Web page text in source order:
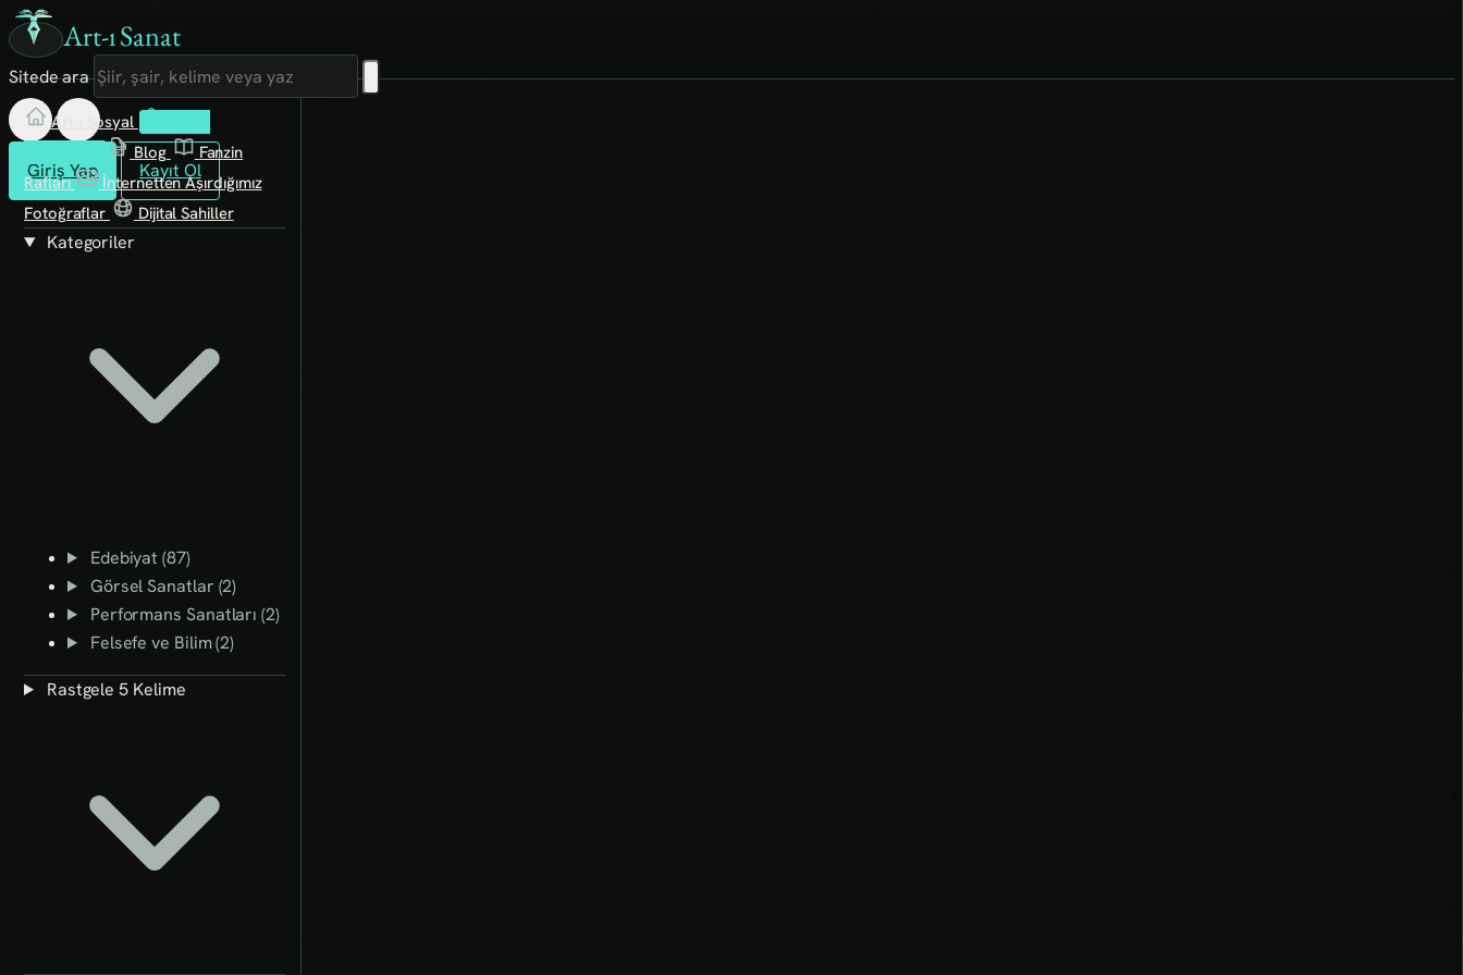
Art-ı Sanat
Sitede ara
Giriş Yap Kayıt Ol
Art-ı Sosyal
Blog
Fanzin
Rafları
İnternetten Aşırdığımız
Fotoğraflar
Dijital Sahiller
Kategoriler
Edebiyat (87)
Görsel Sanatlar (2)
Performans Sanatları (2)
Felsefe ve Bilim (2)
Rastgele 5 Kelime